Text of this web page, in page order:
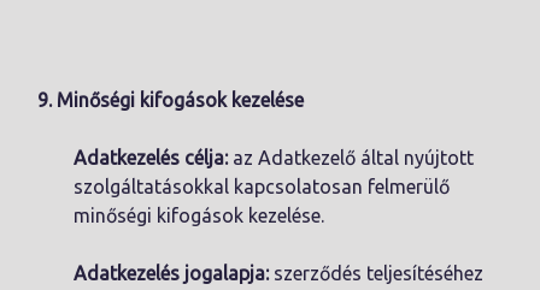
9. Minőségi kifogások kezelése
Adatkezelés célja: az Adatkezelő által nyújtott
szolgáltatásokkal kapcsolatosan felmerülő
minőségi kifogások kezelése.
Adatkezelés jogalapja:szerződés teljesítéséhez